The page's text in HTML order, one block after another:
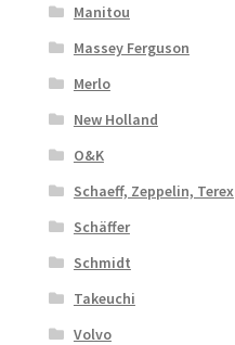
Manitou
Massey Ferguson
Merlo
New Holland
O&K
Schaeff, Zeppelin, Terex
Schäffer
Schmidt
Takeuchi
Volvo